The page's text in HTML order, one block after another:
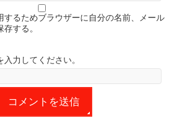
するためブラウザーに自分の名前、メール
する。
入力してください。